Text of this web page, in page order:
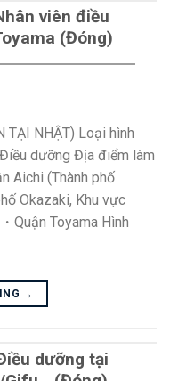
viên điều
(Đóng)
TẠI NHẬT) Loại hình
dưỡng Địa điểm làm
Aichi (Thành phố
Okazaki, Khu vực
Quận Toyama Hình
→
dưỡng tại